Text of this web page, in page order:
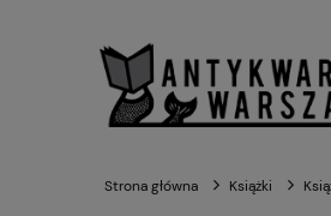
Strona główna Książki